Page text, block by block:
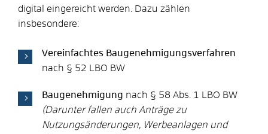
digital eingereicht werden. Dazu zählen
insbesondere:
Vereinfachtes Baugenehmigungsverfahren
nach § 52 LBO BW
Baugenehmigung nach § 58 Abs. 1 LBO BW
(Darunter fallen auch Anträge zu
Nutzungsänderungen, Werbeanlagen und